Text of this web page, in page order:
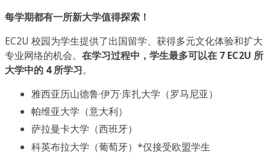
每学期都有一所新大学值得探索！
EC2U 校园为学生提供了出国留学、获得多元文化体验和扩大
专业网络的机会。 在学习过程中，学生最多可以在 7 EC2U 所
大学中的 4 所学习。
雅西亚历山德鲁·伊万·库扎大学（罗马尼亚）
帕维亚大学（意大利）
萨拉曼卡大学（西班牙）
科英布拉大学（葡萄牙）*仅接受欧盟学生